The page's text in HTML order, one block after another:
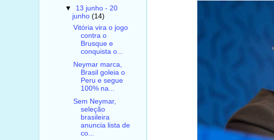
▼ 13 junho - 20
junho (14)
Vitória vira o jogo
contra o
Brusque e
conquista o...
Neymar marca,
Brasil goleia o
Peru e segue
100% na...
Sem Neymar,
seleção
brasileira
anuncia lista de
co...